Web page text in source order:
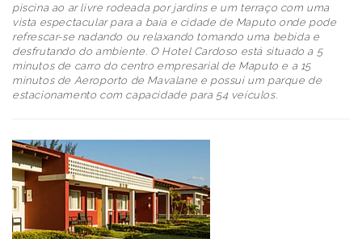
piscina ao ar livre rodeada por jardins e um terraço com uma
vista espectacular para a baía e cidade de Maputo onde pode
refrescar-se nadando ou relaxando tomando uma bebida e
desfrutando do ambiente. O Hotel Cardoso está situado a 5
minutos de carro do centro empresarial de Maputo e a 15
minutos de Aeroporto de Mavalane e possui um parque de
estacionamento com capacidade para 54 veículos.